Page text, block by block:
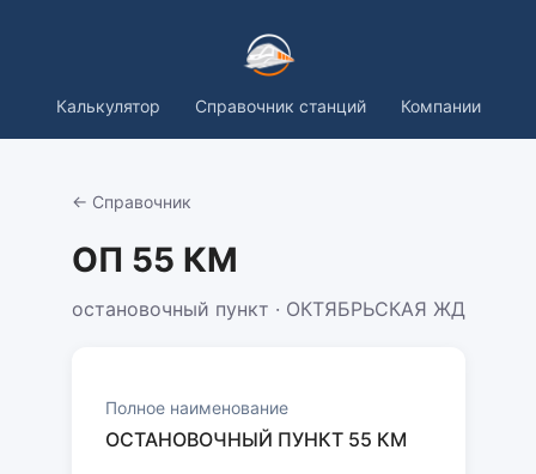
Калькулятор Справочник станций Компании
← Справочник
ОП 55 КМ
остановочный пункт · ОКТЯБРЬСКАЯ ЖД
Полное наименование
ОСТАНОВОЧНЫЙ ПУНКТ 55 КМ